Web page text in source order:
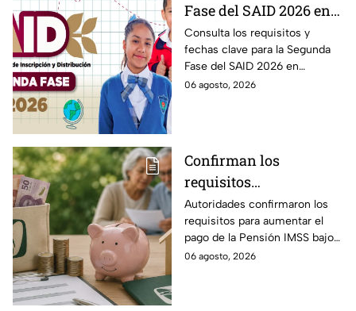
Fase del SAID 2026 en
Edomex para grados
intermedios: Fechas
clave y requisitos para
cambios de escuela
Consulta los requisitos y
fechas clave para la Segunda
Fase del SAID 2026 en
Edomex y asegura el traslado
06 agosto, 2026
Confirman los
requisitos
indispensables para
incrementar el pago de
la Pensión IMSS bajo el
régimen de la Ley 73
Autoridades confirmaron los
requisitos para aumentar el
pago de la Pensión IMSS bajo
la Ley 73, ¿cuáles son?
06 agosto, 2026